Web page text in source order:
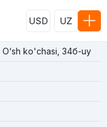
USD UZ
ko'chasi, 34б-uy